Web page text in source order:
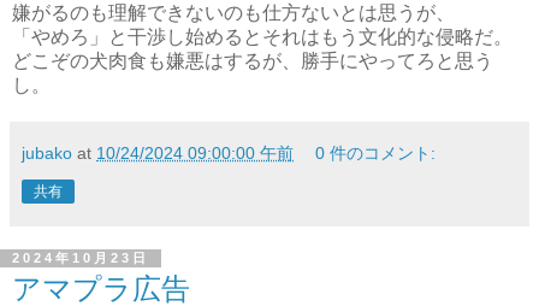
嫌がるのも理解できないのも仕方ないとは思うが、
「やめろ」と干渉し始めるとそれはもう文化的な侵略だ。
どこぞの犬肉食も嫌悪はするが、勝手にやってろと思う
し。
jubako at 10/24/2024 09:00:00 午前 0 件のコメント:
共有
2024年10月23日
アマプラ広告